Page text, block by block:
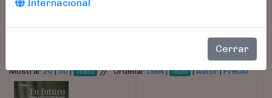
Internacional
Cerrar
Mostrar20|50| Todos //OrdenarISBN| Título |Autor|Precio